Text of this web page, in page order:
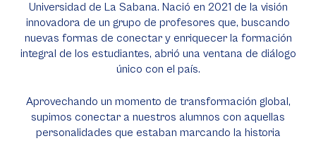
Universidad de La Sabana. Nació en 2021 de la visión
innovadora de un grupo de profesores que, buscando
nuevas formas de conectar y enriquecer la formación
integral de los estudiantes, abrió una ventana de diálogo
único con el país.
Aprovechando un momento de transformación global,
supimos conectar a nuestros alumnos con aquellas
personalidades que estaban marcando la historia